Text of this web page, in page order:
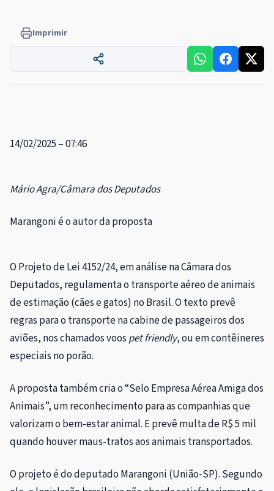
Imprimir
14/02/2025 – 07:46
Mário Agra/Câmara dos Deputados
Marangoni é o autor da proposta
O Projeto de Lei 4152/24, em análise na Câmara dos
Deputados, regulamenta o transporte aéreo de animais
de estimação (cães e gatos) no Brasil. O texto prevê
regras para o transporte na cabine de passageiros dos
aviões, nos chamados voos pet friendly, ou em contêineres
especiais no porão.
A proposta também cria o “Selo Empresa Aérea Amiga dos
Animais”, um reconhecimento para as companhias que
valorizam o bem-estar animal. E prevê multa de R$ 5 mil
quando houver maus-tratos aos animais transportados.
O projeto é do deputado Marangoni (União-SP). Segundo